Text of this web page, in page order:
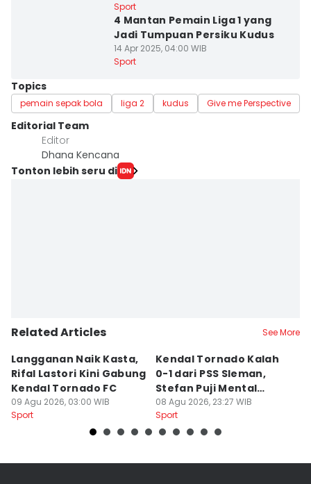
Sport
4 Mantan Pemain Liga 1 yang
Jadi Tumpuan Persiku Kudus
14 Apr 2025, 04:00 WIB
Sport
Topics
pemain sepak bola liga 2 kudus Give me Perspective
Editorial Team
Editor
Dhana Kencana
Tonton lebih seru di
Related Articles See More
Langganan Naik Kasta,
Rifal Lastori Kini Gabung
Kendal Tornado FC
09 Agu 2026, 03:00 WIB
Sport
Kendal Tornado Kalah
0-1 dari PSS Sleman,
Stefan Puji Mental
Pemain
08 Agu 2026, 23:27 WIB
Sport